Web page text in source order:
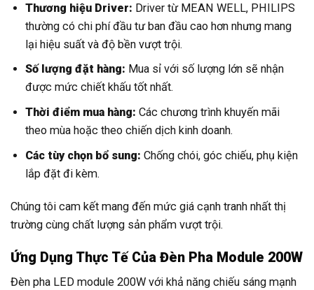
Thương hiệu Driver: Driver từ MEAN WELL, PHILIPS
thường có chi phí đầu tư ban đầu cao hơn nhưng mang
lại hiệu suất và độ bền vượt trội.
Số lượng đặt hàng: Mua sỉ với số lượng lớn sẽ nhận
được mức chiết khấu tốt nhất.
Thời điểm mua hàng: Các chương trình khuyến mãi
theo mùa hoặc theo chiến dịch kinh doanh.
Các tùy chọn bổ sung: Chống chói, góc chiếu, phụ kiện
lắp đặt đi kèm.
Chúng tôi cam kết mang đến mức giá cạnh tranh nhất thị
trường cùng chất lượng sản phẩm vượt trội.
Ứng Dụng Thực Tế Của Đèn Pha Module 200W
Đèn pha LED module 200W với khả năng chiếu sáng mạnh